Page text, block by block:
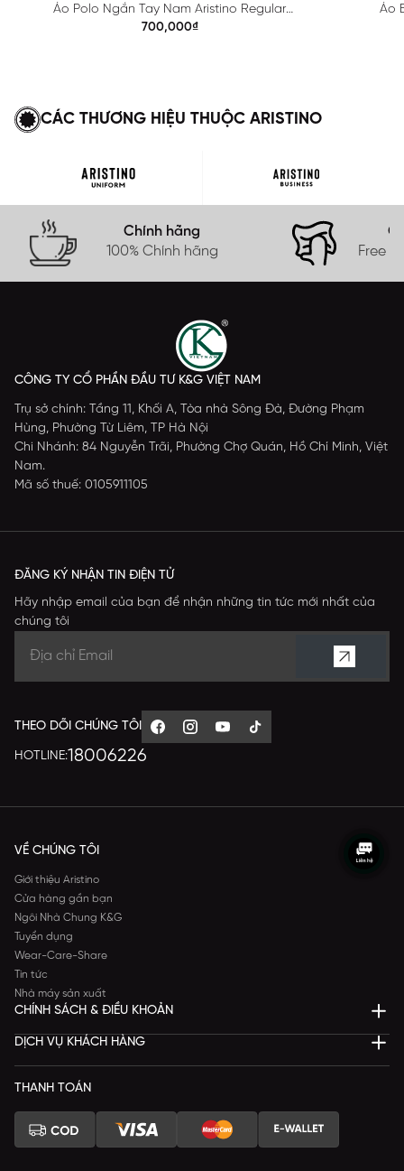
Áo Polo Ngắn Tay Nam Aristino Regular
APS615EDP01
700,000₫
Áo
CÁC THƯƠNG HIỆU THUỘC ARISTINO
Chính hãng
100% Chính hãng
Free
CÔNG TY CỔ PHẦN ĐẦU TƯ K&G VIỆT NAM
Trụ sở chính: Tầng 11, Khối A, Tòa nhà Sông Đà, Đường Phạm
Hùng, Phường Từ Liêm, TP Hà Nội
Chi Nhánh: 84 Nguyễn Trãi, Phường Chợ Quán, Hồ Chí Minh, Việt
Nam.
Mã số thuế: 0105911105
ĐĂNG KÝ NHẬN TIN ĐIỆN TỬ
Hãy nhập email của bạn để nhận những tin tức mới nhất của
chúng tôi
THEO DÕI CHÚNG TÔI
HOTLINE:18006226
VỀ CHÚNG TÔI
Giới thiệu Aristino
Cửa hàng gần bạn
Ngôi Nhà Chung K&G
Tuyển dụng
Wear-Care-Share
Tin tức
Nhà máy sản xuất
CHÍNH SÁCH & ĐIỀU KHOẢN
DỊCH VỤ KHÁCH HÀNG
THANH TOÁN